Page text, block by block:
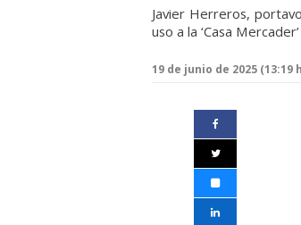
Javier Herreros,
uso a la ‘Casa
19 de junio de 2025 (13:19